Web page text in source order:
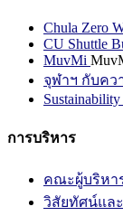
Chula Zero
CU Shuttle
MuvMi
จุฬาฯ กับคว
การบริหาร
คณะผู้บริหา
วิสัยทัศน์แล